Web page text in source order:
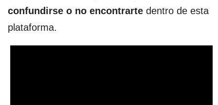
confundirse o no encontrarte dentro de esta
plataforma.